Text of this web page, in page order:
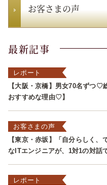
お客さまの声
最新記事
レポート
【大阪・京橋】男女70名ずつ
おすすめな理由♡】
お客さまの声
【東京・赤坂】「自分らしく
なITエンジニアが、1対1の対話
レポート